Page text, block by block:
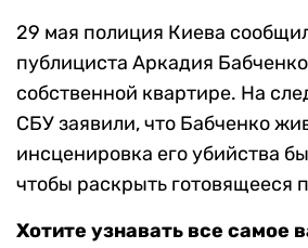
29 мая полиция Киева
публициста Аркадия
собственной квартире. На
СБУ заявили, что Бабченко
инсценировка его убийства
чтобы раскрыть готовящееся
Хотите узнавать все самое